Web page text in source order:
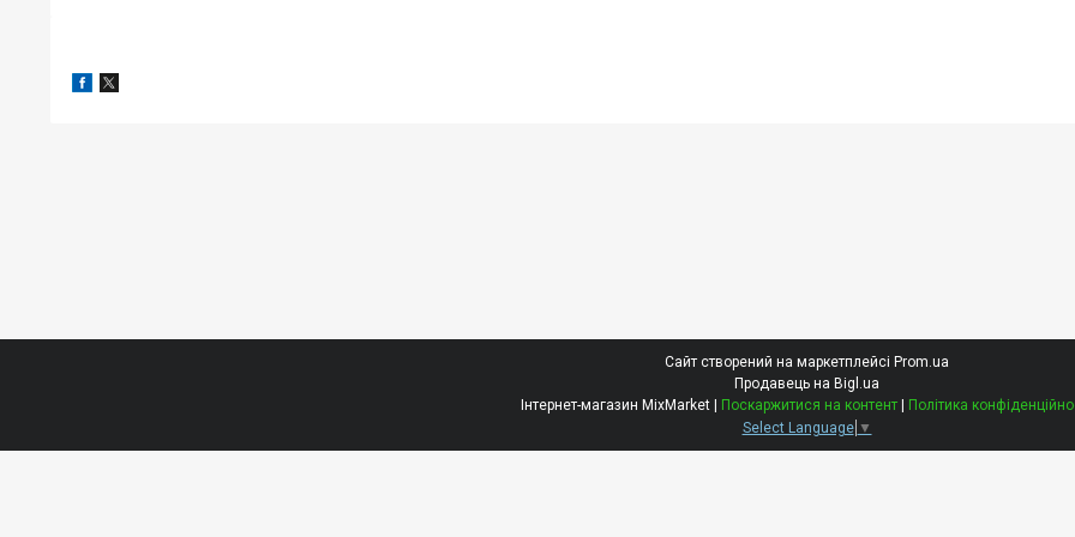
Сайт створений на маркетплейсі Prom.ua
Продавець на Bigl.ua
Інтернет-магазин MixMarket | Поскаржитися на контент | Політика
Select Language ▼